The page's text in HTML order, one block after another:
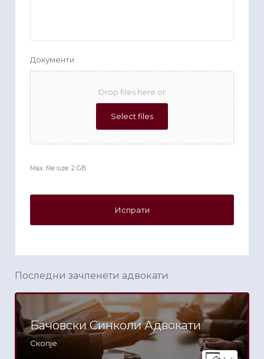
Документи
Drop files here or
Select files
Max. file size: 2 GB.
Последни зачленети адвокати
Бачовски Синколи Адвокати
Скопје